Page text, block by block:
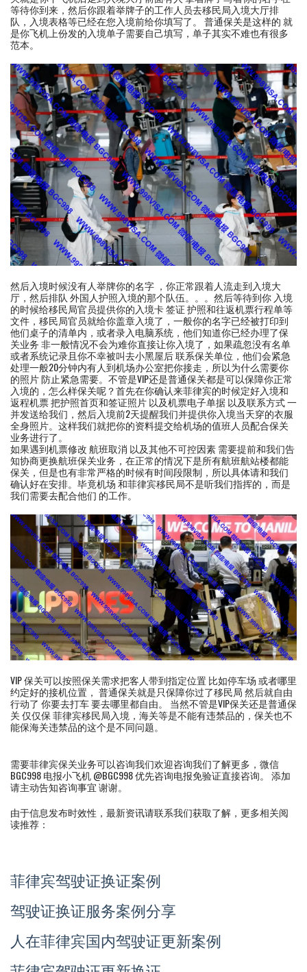
等待你到来，然后你跟着举牌子的工作人员去移民局入境大厅排
队，入境表格等已经在您入境前给你填写了。 普通保关是这样的 就
是你飞机上份发的入境单子需要自己填写，单子其实不难也有很多
范本。
然后入境时候没有人举牌你的名字 ，你正常跟着人流走到入境大
厅，然后排队 外国人护照入境的那个队伍。。。然后等待到你 入境
的时候给移民局官员提供你的入境卡 签证 护照和往返机票行程单等
文件，移民局官员就给你盖章入境了，一般你的名字已经被打印到
他们桌子的清单内，或者录入电脑系统，他们知道你已经办理了保
关业务 非一般情况不会为难你直接让你入境了，如果疏忽没有名单
或者系统记录且你不幸被叫去小黑屋后 联系保关单位，他们会紧急
处理一般20分钟内有人到机场办公室把你接走，所以为什么需要你
的照片 防止紧急需要。不管是VIP还是普通保关都是可以保障你正常
入境的，怎么样保关呢？首先在你确认来菲律宾的时候定好入境和
返程机票 把护照首页和签证照片 以及机票电子单据 以及联系方式 一
并发送给我们，然后入境前2天提醒我们并提供你入境当天穿的衣服
全身照片。这样我们就把你的资料提交给机场的值班人员配合保关
业务进行了。
如果遇到机票修改 航班取消 以及其他不可控因素 需要提前和我们告
知协商更换航班保关业务，在正常的情况下是所有航班航站楼都能
保关，但是也有非常严格的时候有时间段限制，所以具体请和我们
确认好在安排。毕竟机场 和菲律宾移民局不是听我们指挥的，而是
我们需要去配合他们 的工作。
VIP 保关可以按照保关需求把客人带到指定位置 比如停车场 或者哪里
约定好的接机位置， 普通保关就是只保障你过了移民局 然后就自由
行动了 你要去打车 要去哪里都自由。 当然不管是VIP保关还是普通保
关 仅仅保 菲律宾移民局入境，海关等是不能有违禁品的，保关也不
能保海关违禁品的这个是不同问题。
需要菲律宾保关业务可以咨询我们欢迎咨询我们了解更多，微信
BGC998 电报小飞机 @BGC998 优先咨询电报免验证直接咨询。 添加
请主动告知咨询事宜 谢谢。
由于信息发布时效性，最新资讯请联系我们获取了解，更多相关阅
读推荐：
菲律宾驾驶证换证案例
驾驶证换证服务案例分享
人在菲律宾国内驾驶证更新案例